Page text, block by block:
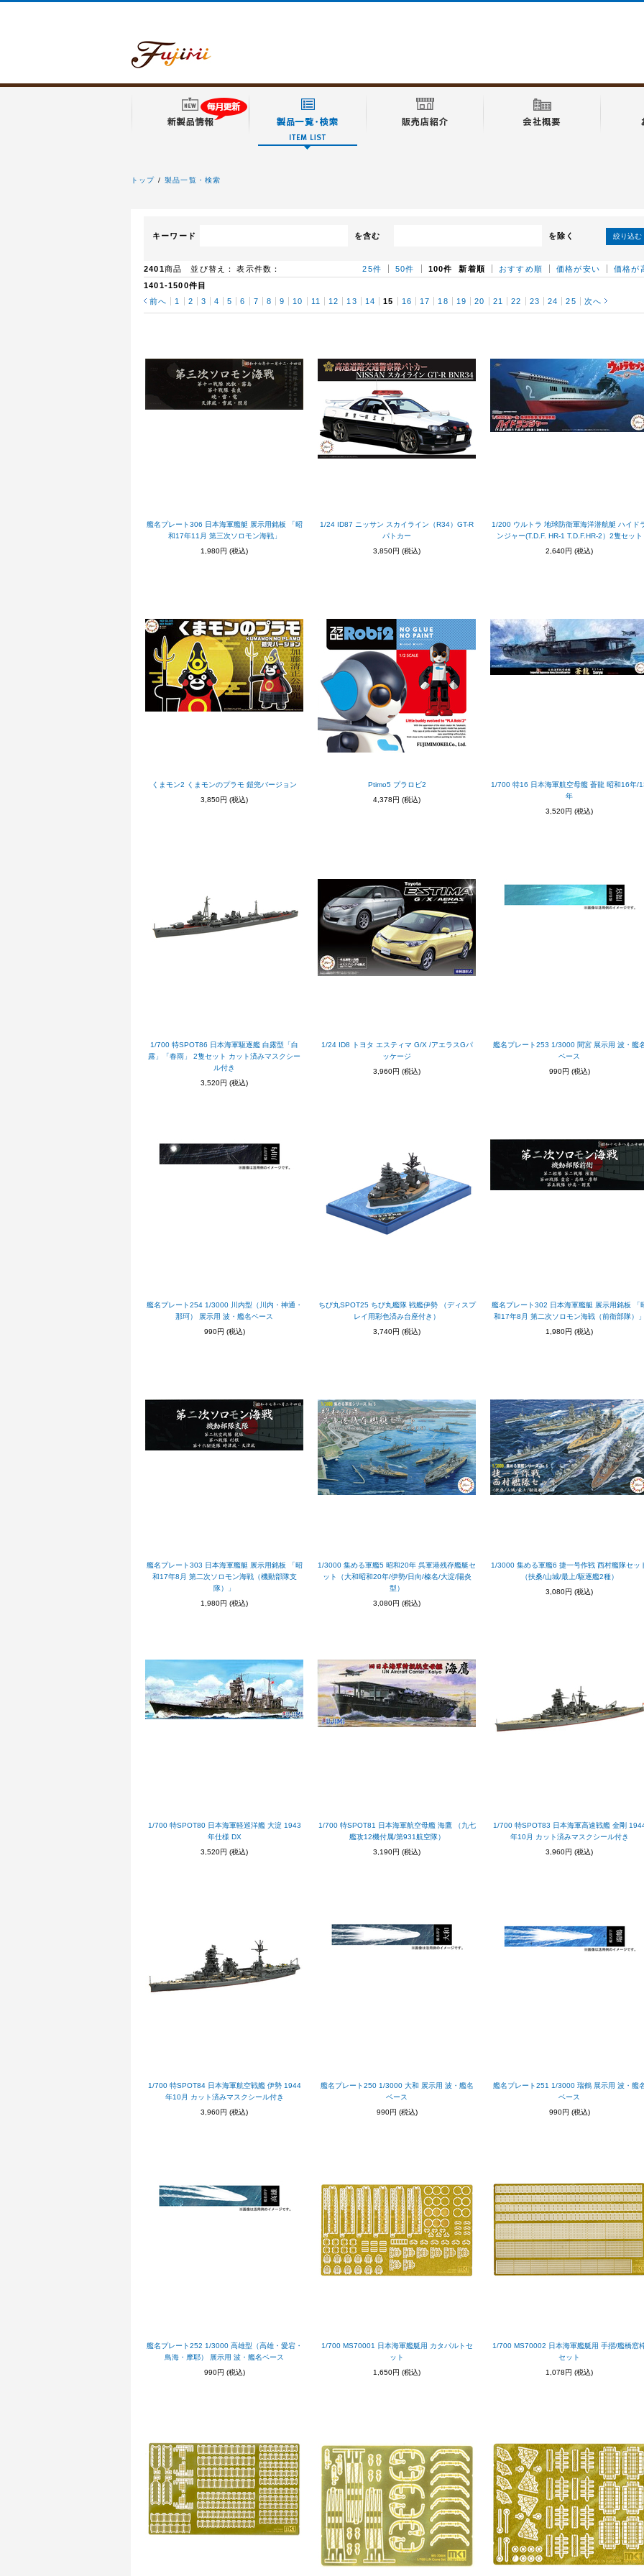
トップ 製品一覧・検索
キーワード を含む を除く 絞り込む
2401商品 並び替え： 新着順 おすすめ順 価格が安い 価格が
表示件数： 25件 50件
100件
1401-1500件目
前へ
1 2 3 4 5 6 7 8 9 10 11 12 13 14 15 16 17 18 19 20 21 22 23 24 25 次へ
艦名プレート306 日本海軍艦艇 展示用銘板 「昭
和17年11月 第三次ソロモン海戦」
1,980円 (税込)
1/24 ID87 ニッサン スカイライン（R34）GT-R
パトカー
3,850円 (税込)
1/200 ウルトラ 地球防衛軍海洋潜航艇 ハイド
ンジャー(T.D.F. HR-1 T.D.F.HR-2）2隻セット
2,640円 (税込)
くまモン2 くまモンのプラモ 鎧兜バージョン
3,850円 (税込)
Ptimo5 プラロビ2
4,378円 (税込)
1/700 特16 日本海軍航空母艦 蒼龍 昭和16年/
年
3,520円 (税込)
1/700 特SPOT86 日本海軍駆逐艦 白露型「白
露」「春雨」 2隻セット カット済みマスクシー
ル付き
3,520円 (税込)
1/24 ID8 トヨタ エスティマ G/X /アエラスGパ
ッケージ
3,960円 (税込)
艦名プレート253 1/3000 間宮 展示用 波・艦
ベース
990円 (税込)
艦名プレート254 1/3000 川内型（川内・神通・
那珂） 展示用 波・艦名ベース
990円 (税込)
ちび丸SPOT25 ちび丸艦隊 戦艦伊勢 （ディスプ
レイ用彩色済み台座付き）
3,740円 (税込)
艦名プレート302 日本海軍艦艇 展示用銘板 「
和17年8月 第二次ソロモン海戦（前衛部隊）
1,980円 (税込)
艦名プレート303 日本海軍艦艇 展示用銘板 「昭
和17年8月 第二次ソロモン海戦（機動部隊支
隊）」
1,980円 (税込)
1/3000 集める軍艦5 昭和20年 呉軍港残存艦艇セ
ット（大和昭和20年/伊勢/日向/榛名/大淀/陽炎
型）
3,080円 (税込)
1/3000 集める軍艦6 捷一号作戦 西村艦隊セッ
（扶桑/山城/最上/駆逐艦2種）
3,080円 (税込)
1/700 特SPOT80 日本海軍軽巡洋艦 大淀 1943
年仕様 DX
3,520円 (税込)
1/700 特SPOT81 日本海軍航空母艦 海鷹 （九七
艦攻12機付属/第931航空隊）
3,190円 (税込)
1/700 特SPOT83 日本海軍高速戦艦 金剛
年10月 カット済みマスクシール付き
3,960円 (税込)
1/700 特SPOT84 日本海軍航空戦艦 伊勢 1944
年10月 カット済みマスクシール付き
3,960円 (税込)
艦名プレート250 1/3000 大和 展示用 波・艦名
ベース
990円 (税込)
艦名プレート251 1/3000 瑞鶴 展示用 波・艦
ベース
990円 (税込)
艦名プレート252 1/3000 高雄型（高雄・愛宕・
鳥海・摩耶） 展示用 波・艦名ベース
990円 (税込)
1/700 MS70001 日本海軍艦艇用 カタパルトセ
ット
1,650円 (税込)
1/700 MS70002 日本海軍艦艇用 手摺/艦橋窓
セット
1,078円 (税込)